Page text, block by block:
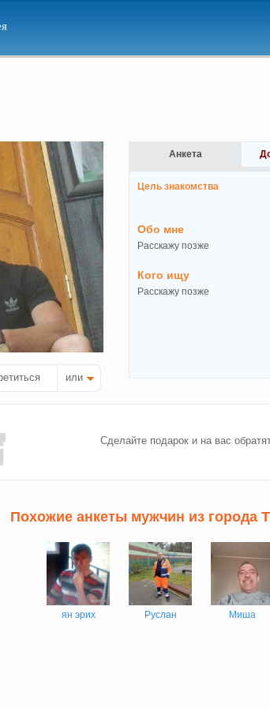
или
Анкета
Цель знакомства
Обо мне
Расскажу позже
Кого ищу
Расскажу позже
Сделайте подарок и на вас
Похожие анкеты мужчин из города
ян эрих Руслан Миша